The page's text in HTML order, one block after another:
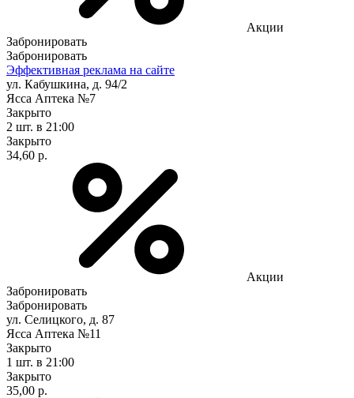
Акции
Забронировать
Забронировать
Эффективная реклама на сайте
ул. Кабушкина, д. 94/2
Ясса Аптека №7
Закрыто
2 шт. в 21:00
Закрыто
34,60 р.
Акции
Забронировать
Забронировать
ул. Селицкого, д. 87
Ясса Аптека №11
Закрыто
1 шт. в 21:00
Закрыто
35,00 р.